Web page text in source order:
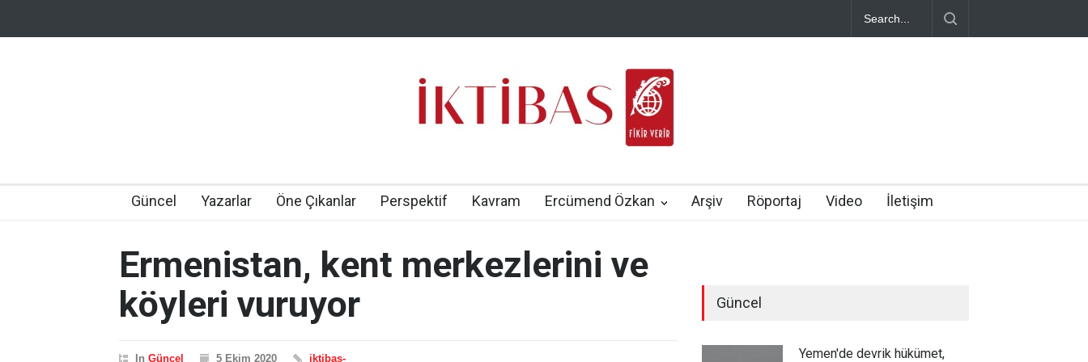
Güncel Yazarlar Öne Çıkanlar Perspektif Kavram Ercümend Özkan Arşiv Röportaj Video İletişim
Ermenistan, kent merkezlerini ve
köyleri vuruyor
In Güncel 5 Ekim 2020 iktibas-
Güncel
Yemen'de devrik hükümet,